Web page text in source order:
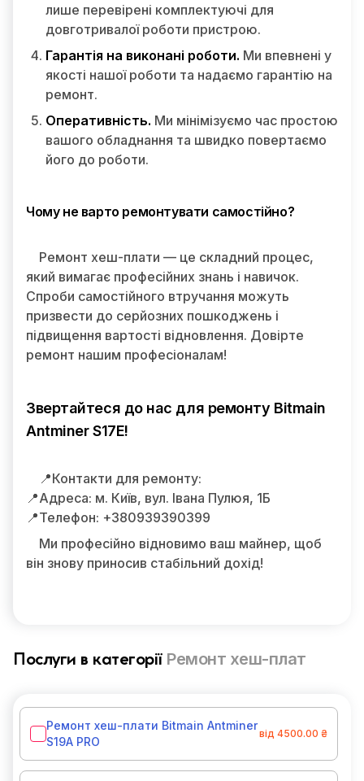
лише перевірені комплектуючі для
довготривалої роботи пристрою.
Гарантія на виконані роботи. Ми впевнені у
якості нашої роботи та надаємо гарантію на
ремонт.
Оперативність. Ми мінімізуємо час простою
вашого обладнання та швидко повертаємо
його до роботи.
Чому не варто ремонтувати самостійно?
Ремонт хеш-плати — це складний процес,
який вимагає професійних знань і навичок.
Спроби самостійного втручання можуть
призвести до серйозних пошкоджень і
підвищення вартості відновлення. Довірте
ремонт нашим професіоналам!
Звертайтеся до нас для ремонту Bitmain
Antminer S17E!
📍Контакти для ремонту:
📍Адреса: м. Київ, вул. Івана Пулюя, 1Б
📍Телефон: +380939390399
Ми професійно відновимо ваш майнер, щоб
він знову приносив стабільний дохід!
Послуги в категорії Ремонт хеш-плат
Ремонт хеш-плати Bitmain Antminer
S19A PRO
від 4500.00 ₴